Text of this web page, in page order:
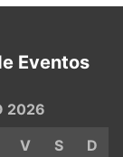
Eventos
2026
V S
D